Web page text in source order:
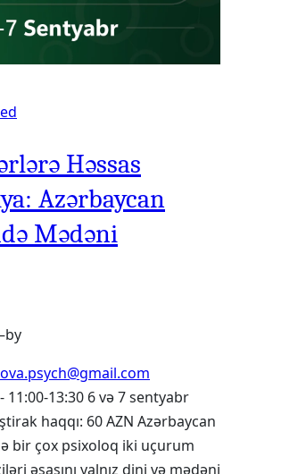
Həssas
Azərbaycan
Mədəni
by
11:00-13:30 6 və 7 sentyabr
haqqı: 60 AZN Azərbaycan
bir çox psixoloq iki uçurum
əsasını yalnız dini və mədəni